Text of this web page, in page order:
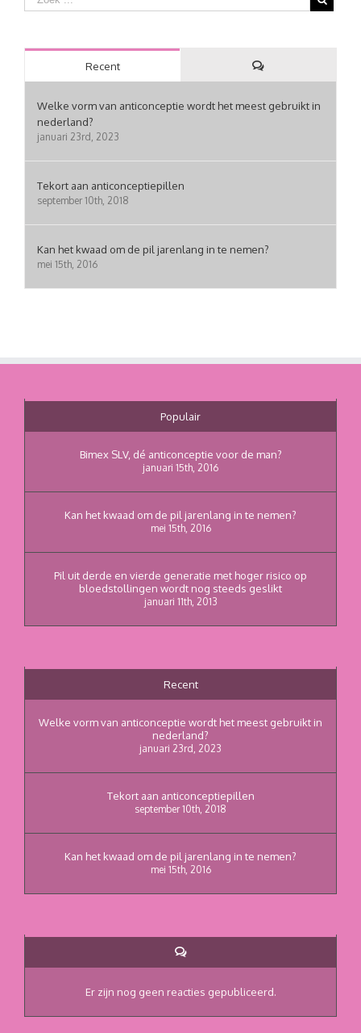
Recent
Welke vorm van anticonceptie wordt het meest gebruikt in
nederland?
januari 23rd, 2023
Tekort aan anticonceptiepillen
september 10th, 2018
Kan het kwaad om de pil jarenlang in te nemen?
mei 15th, 2016
Populair
Bimex SLV, dé anticonceptie voor de man?
januari 15th, 2016
Kan het kwaad om de pil jarenlang in te nemen?
mei 15th, 2016
Pil uit derde en vierde generatie met hoger risico op
bloedstollingen wordt nog steeds geslikt
januari 11th, 2013
Recent
Welke vorm van anticonceptie wordt het meest gebruikt in
nederland?
januari 23rd, 2023
Tekort aan anticonceptiepillen
september 10th, 2018
Kan het kwaad om de pil jarenlang in te nemen?
mei 15th, 2016
Er zijn nog geen reacties gepubliceerd.